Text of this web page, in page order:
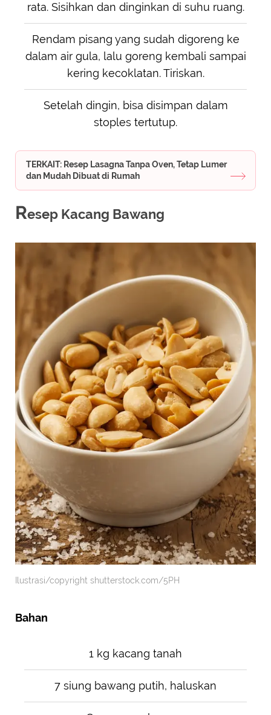
rata. Sisihkan dan dinginkan di suhu ruang.
Rendam pisang yang sudah digoreng ke
dalam air gula, lalu goreng kembali sampai
kering kecoklatan. Tiriskan.
Setelah dingin, bisa disimpan dalam
stoples tertutup.
TERKAIT: Resep Lasagna Tanpa Oven, Tetap Lumer
dan Mudah Dibuat di Rumah
Resep Kacang Bawang
Ilustrasi/copyright shutterstock.com/5PH
Bahan
1 kg kacang tanah
7 siung bawang putih, haluskan